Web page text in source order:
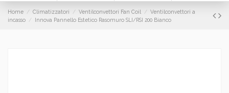
Home Climatizzatori Ventilconvettori Fan Coil
Ventilconvettori a
incasso
Innova Pannello Estetico Rasomuro SLI/RSI 200 Bianco